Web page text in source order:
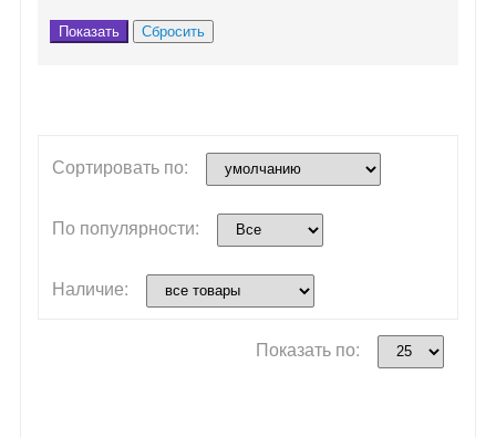
Сортировать по:
По популярности:
Наличие:
Показать по: